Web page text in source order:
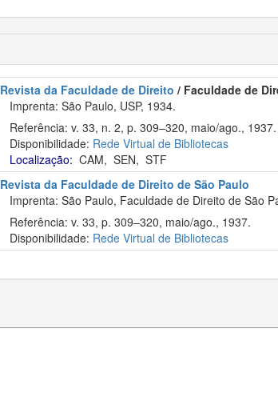
Revista da Faculdade de Direito / Faculdade de
Imprenta: São Paulo, USP, 1934.
Referência: v. 33, n. 2, p. 309–320, maio/ago., 1937.
Disponibilidade: Rede Virtual de Bibliotecas
Localização: CAM, SEN, STF
Revista da Faculdade de Direito de São Paulo
Imprenta: São Paulo, Faculdade de Direito de São
Referência: v. 33, p. 309–320, maio/ago., 1937.
Disponibilidade: Rede Virtual de Bibliotecas